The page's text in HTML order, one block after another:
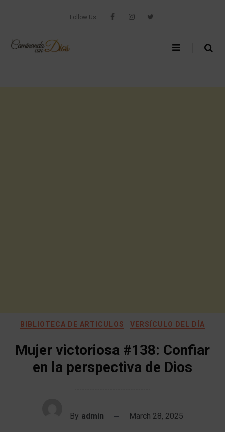
Follow Us
BIBLIOTECA DE ARTICULOS VERSÍCULO DEL DÍA
Mujer victoriosa #138: Confiar
en la perspectiva de Dios
By admin March 28, 2025